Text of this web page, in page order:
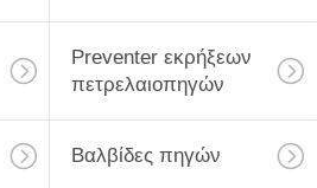
Preventer εκρήξεων
πετρελαιοπηγών
Βαλβίδες πηγών